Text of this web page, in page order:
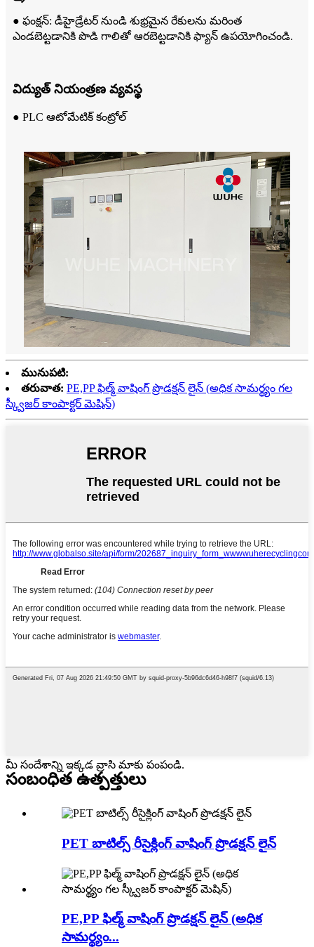
● ఫంక్షన్: డీహైడ్రేటర్ నుండి శుభ్రమైన రేకులను మరింత
ఎండబెట్టడానికి పొడి గాలితో ఆరబెట్టడానికి ఫ్యాన్ ఉపయోగించండి.
విద్యుత్ నియంత్రణ వ్యవస్థ
● PLC ఆటోమేటిక్ కంట్రోల్
మునుపటి:
తరువాత: PE,PP ఫిల్మ్ వాషింగ్ ప్రొడక్షన్ లైన్ (అధిక సామర్థ్యం గల
స్క్వీజర్ కాంపాక్టర్ మెషిన్)
మీ సందేశాన్ని ఇక్కడ వ్రాసి మాకు పంపండి.
సంబంధిత ఉత్పత్తులు
PET బాటిల్స్ రీసైక్లింగ్ వాషింగ్ ప్రొడక్షన్ లైన్
PE,PP ఫిల్మ్ వాషింగ్ ప్రొడక్షన్ లైన్ (అధిక
సామర్థ్యం...